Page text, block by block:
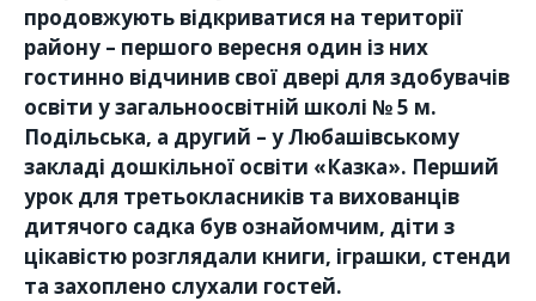
продовжують відкриватися на території
району – першого вересня один із них
гостинно відчинив свої двері для здобувачів
освіти у загальноосвітній школі № 5 м.
Подільська, а другий – у Любашівському
закладі дошкільної освіти «Казка». Перший
урок для третьокласників та вихованців
дитячого садка був ознайомчим, діти з
цікавістю розглядали книги, іграшки, стенди
та захоплено слухали гостей.